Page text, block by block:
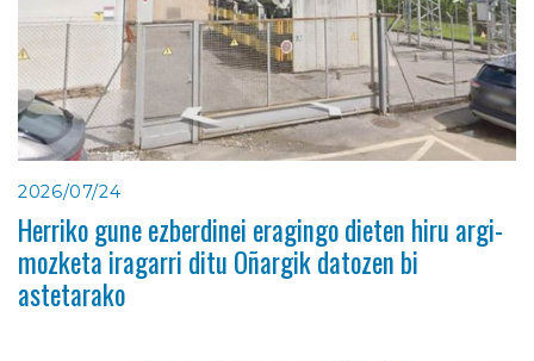
2026/07/24
Herriko gune ezberdinei eragingo dieten hiru argi-
mozketa iragarri ditu Oñargik datozen bi
astetarako